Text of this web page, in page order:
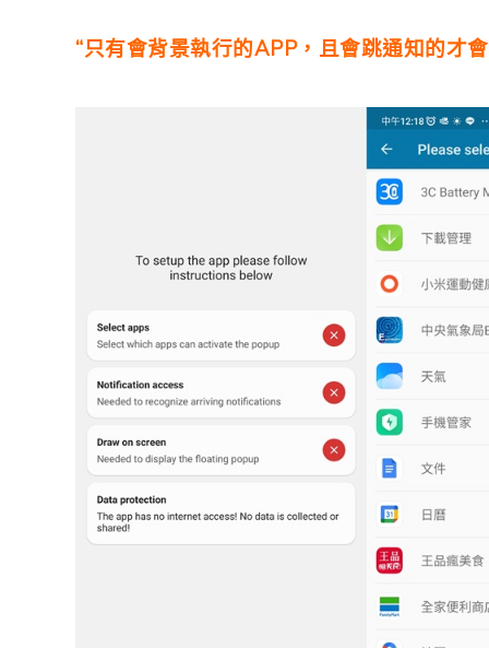
“只有會背景執行的APP，且會跳通知的才